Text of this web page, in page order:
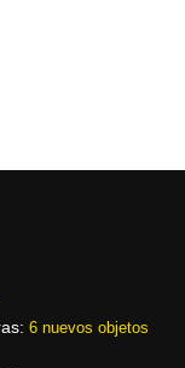
6 nuevos objetos